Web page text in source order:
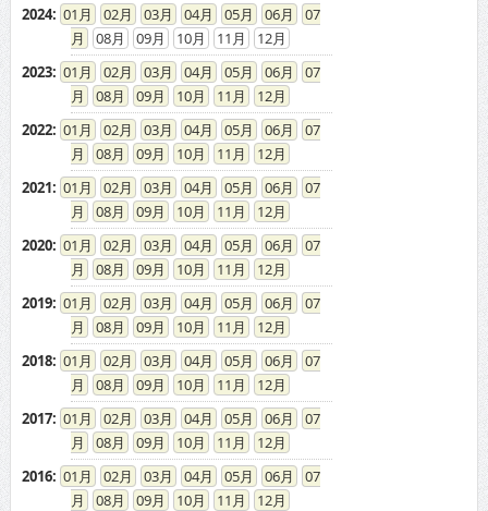
2024: 01 02 03 04 05 06
07
08
09 10 11
12
2023: 01 02 03 04 05 06
07
08
09 10 11
12
2022: 01 02 03 04 05 06
07
08
09 10 11
12
2021: 01 02 03 04 05 06
07
08
09 10 11
12
2020: 01 02 03 04 05 06
07
08
09 10 11
12
2019: 01 02 03 04 05 06
07
08
09 10 11
12
2018: 01 02 03 04 05 06
07
08
09 10 11
12
2017: 01 02 03 04 05 06
07
08
09 10 11
12
2016: 01 02 03 04 05 06
07
08
09 10 11
12